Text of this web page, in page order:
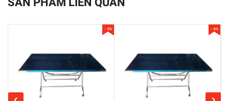
- 3% - 6%